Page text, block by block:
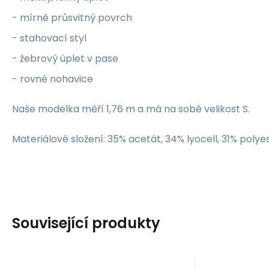
- mírně průsvitný povrch
- stahovací styl
- žebrový úplet v pase
- rovné nohavice
Naše modelka měří 1,76 m a má na sobě velikost S.
Materiálové složení: 35% acetát, 34% lyocell, 31%
Související produkty